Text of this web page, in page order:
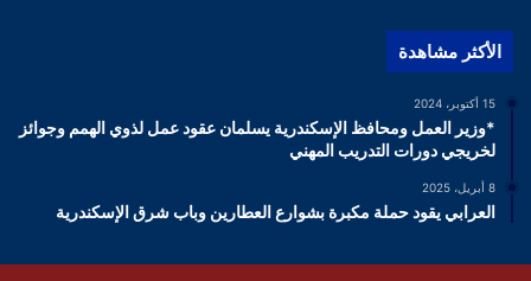
الأكثر مشاهدة
15 أكتوبر، 2024
*وزير العمل ومحافظ الإسكندرية يسلمان عقود عمل لذوي الهمم وجوائز
لخريجي دورات التدريب المهني
8 أبريل، 2025
العرابي يقود حملة مكبرة بشوارع العطارين وباب شرق الإسكندرية